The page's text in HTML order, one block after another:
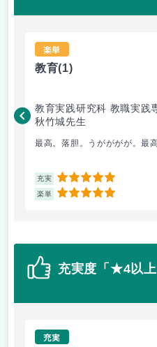
楽単
教育(1)
教育実践研究科 教職実践
秋竹城先生
最高。落胆。うがががが。最
充実 5
楽単 5
充実度「★4以
充実